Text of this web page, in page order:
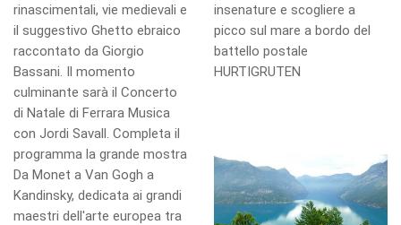
rinascimentali, vie medievali e
il suggestivo Ghetto ebraico
raccontato da Giorgio
Bassani. Il momento
culminante sarà il Concerto
di Natale di Ferrara Musica
con Jordi Savall. Completa il
programma la grande mostra
Da Monet a Van Gogh a
Kandinsky, dedicata ai grandi
maestri dell'arte europea tra
insenature e scogliere a
picco sul mare a bordo del
battello postale
HURTIGRUTEN